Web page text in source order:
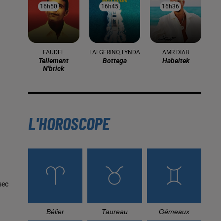
16h50
16h50
FAUDEL
Tellement
N'brick
16h45
16h45
LALGERINO, LYNDA
Bottega
16h36
16h36
AMR DIAB
Habeitek
L'HOROSCOPE
Bélier Taureau Gémeaux